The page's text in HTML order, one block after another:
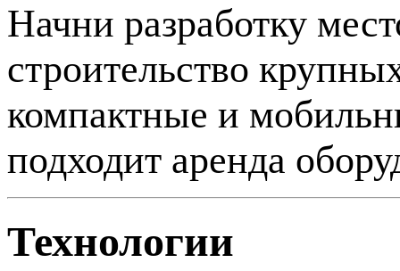
Начни разработку
строительство
компактные и
подходит аренда
Технологии